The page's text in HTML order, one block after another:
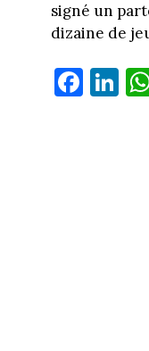
signé un
dizaine de
Fa
ce
Li
nk